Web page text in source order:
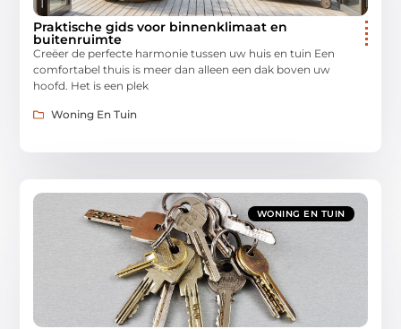
Praktische gids voor binnenklimaat en
buitenruimte
Creëer de perfecte harmonie tussen uw huis en tuin Een
comfortabel thuis is meer dan alleen een dak boven uw
hoofd. Het is een plek
Woning En Tuin
WONING EN TUIN